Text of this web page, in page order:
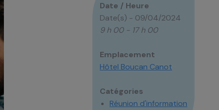
Date / Heure
Date(s) - 09/04/2024
9 h 00 - 17 h 00
Emplacement
Hôtel Boucan Canot
Catégories
Réunion d'information